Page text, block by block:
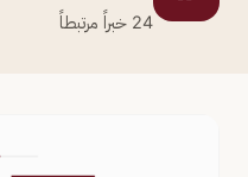
24 خبراً مرتبطاً